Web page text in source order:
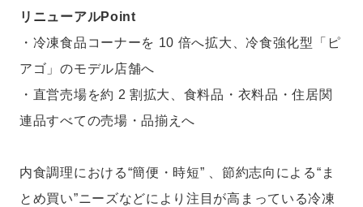
リニューアルPoint
・冷凍食品コーナーを 10 倍へ拡大、冷食強化型「ピ
アゴ」のモデル店舗へ
・直営売場を約 2 割拡大、食料品・衣料品・住居関
連品すべての売場・品揃えへ
内食調理における“簡便・時短” 、節約志向による“ま
とめ買い”ニーズなどにより注目が高まっている冷凍